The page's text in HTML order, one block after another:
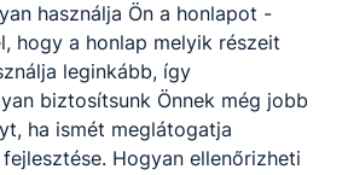
alapján kézi és kisgépes
alkatrészeket gyárt:
gyártandó munkadarab
meghatározza a
szükséges műveleteket,
használja Ön a honlapot -
hogy a honlap melyik részeit
leginkább, így
biztosítsunk Önnek még jobb
ha ismét meglátogatja
Hogyan ellenőrizheti